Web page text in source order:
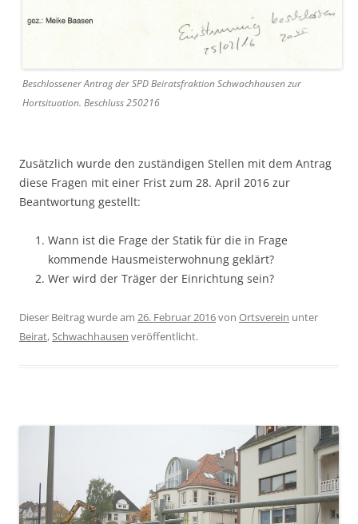
Beschlossener Antrag der SPD Beiratsfraktion Schwachhausen zur
Hortsituation. Beschluss 250216
Zusätzlich wurde den zuständigen Stellen mit dem Antrag
diese Fragen mit einer Frist zum 28. April 2016 zur
Beantwortung gestellt:
Wann ist die Frage der Statik für die in Frage
kommende Hausmeisterwohnung geklärt?
Wer wird der Träger der Einrichtung sein?
Dieser Beitrag wurde am 26. Februar 2016von Ortsverein unter
Beirat,Schwachhausen veröffentlicht.